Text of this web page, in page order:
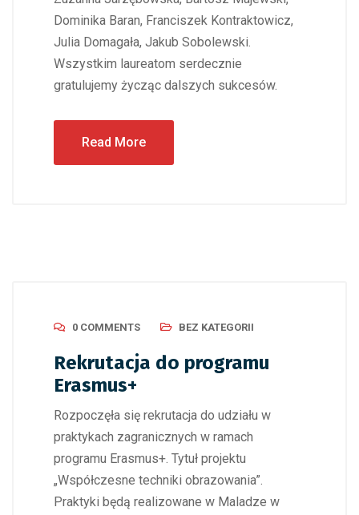
Dominika Baran, Franciszek Kontraktowicz,
Julia Domagała, Jakub Sobolewski.
Wszystkim laureatom serdecznie
gratulujemy życząc dalszych sukcesów.
Read More
0 COMMENTS BEZ KATEGORII
Rekrutacja do programu
Erasmus+
Rozpoczęła się rekrutacja do udziału w
praktykach zagranicznych w ramach
programu Erasmus+. Tytuł projektu
„Współczesne techniki obrazowania”.
Praktyki będą realizowane w Maladze w